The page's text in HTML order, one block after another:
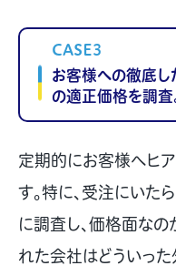
CASE3
お客様への徹底し
の適正価格を調査
定期的にお客様へヒ
す。特に、受注にい
に調査し、価格面なの
れた会社はどういっ